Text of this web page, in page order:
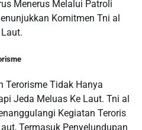
Menerus Melalui Patroli
Komitmen Tni al
Terorisme Tidak Hanya
Jeda Meluas Ke Laut. Tni al
Kegiatan Teroris
Termasuk Penyelundupan